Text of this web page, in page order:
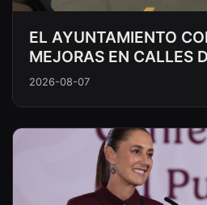
EL AYUNTAMIENTO
MEJORAS EN CALLES
2026-08-07